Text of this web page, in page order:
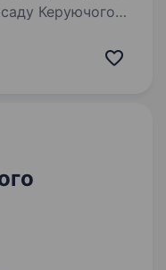
Керуючого